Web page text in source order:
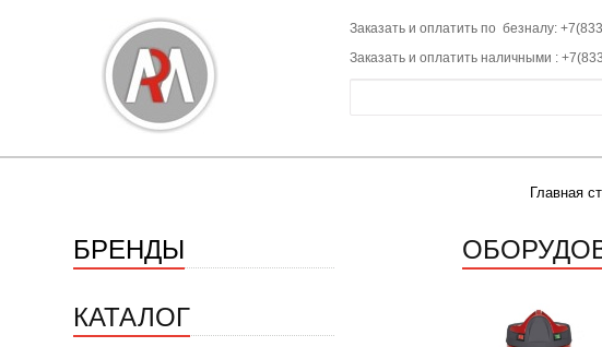
Заказать и оплатить по безналу:
Заказать и оплатить наличными :
Главная
БРЕНДЫ
КАТАЛОГ